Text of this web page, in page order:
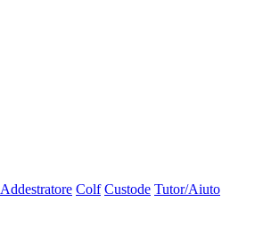
Addestratore Colf Custode Tutor/Aiuto